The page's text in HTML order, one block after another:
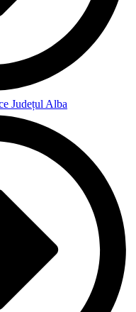
Județul Alba